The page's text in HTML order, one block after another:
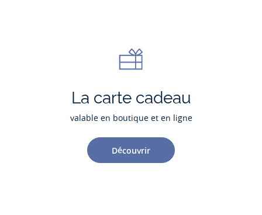
La carte cadeau
valable en boutique et en ligne
Découvrir